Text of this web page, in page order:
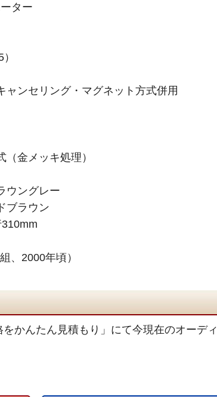
ター
ンセリング・マグネット方式併用
金メッキ処理）
ウングレー
ブラウン
、2000年頃）
かんたん見積もり」にて今現在のオーディ